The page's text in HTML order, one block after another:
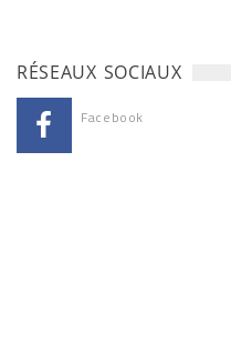
RÉSEAUX SOCIAUX
Facebook